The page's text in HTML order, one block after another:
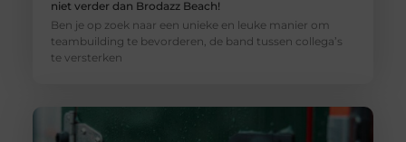
niet verder dan Brodazz Beach!
Ben je op zoek naar een unieke en leuke manier om
teambuilding te bevorderen, de band tussen collega’s
te versterken